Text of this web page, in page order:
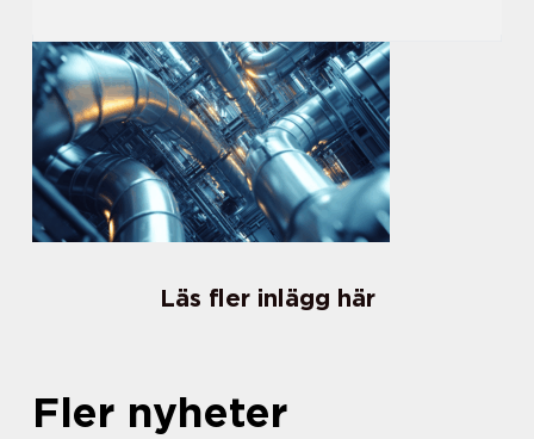
Läs fler inlägg här
Fler nyheter